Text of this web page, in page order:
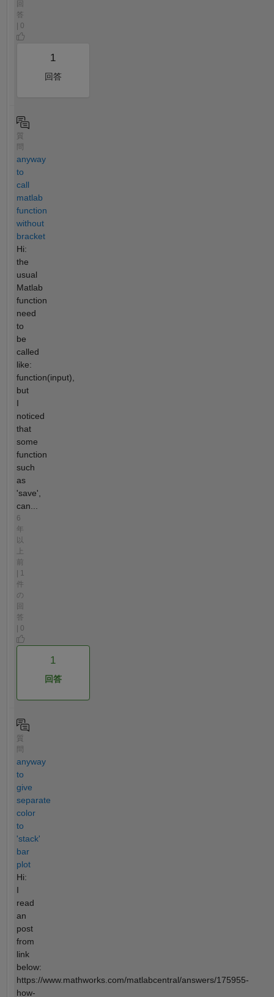
回
答
| 0
1
回答
質
anyway
to
call
matlab
function
without
bracket
Hi:
the
usual
Matlab
function
need
to
be
called
like:
function(input),
but
I
noticed
that
some
function
such
as
'save',
can...
6
年
以
前
| 1
件
の
回
答
| 0
1
回答
質
anyway
to
give
separate
color
to
'stack'
bar
plot
Hi:
I
read
an
post
from
link
below:
https://www.mathworks.com/matlabcentral/answers/175955-
how-